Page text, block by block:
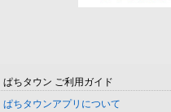
ぱちタウン ご利用ガイド
ぱちタウンアプリについて